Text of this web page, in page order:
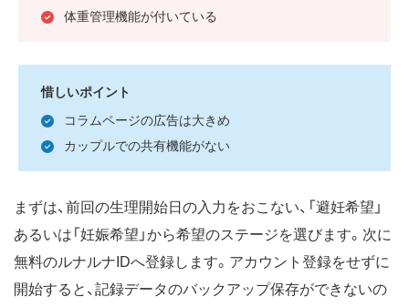
体重管理機能が付いている
惜しいポイント
コラムページの広告は大きめ
カップルでの共有機能がない
まずは、前回の生理開始日の入力をおこない、「避妊希望」
あるいは「妊娠希望」から希望のステージを選びます。次に
無料のルナルナIDへ登録します。アカウント登録をせずに
開始すると、記録データのバックアップ保存ができないの